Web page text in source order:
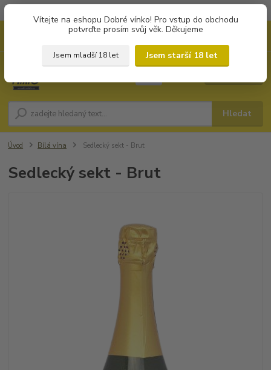
Vítejte na eshopu Dobré vínko! Pro vstup do obchodu
potvrďte prosím svůj věk. Děkujeme
Jsem mladší 18 let
Jsem starší 18 let
Hledat
Úvod Bílá vína Sedlecký sekt - Brut
Sedlecký sekt - Brut